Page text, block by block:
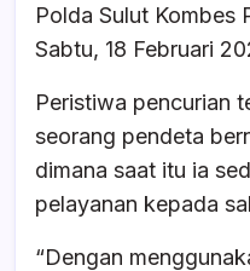
Polda Sulut Kombes
Sabtu, 18 Februari
Peristiwa pencurian
seorang pendeta
dimana saat itu ia
pelayanan kepada
“Dengan